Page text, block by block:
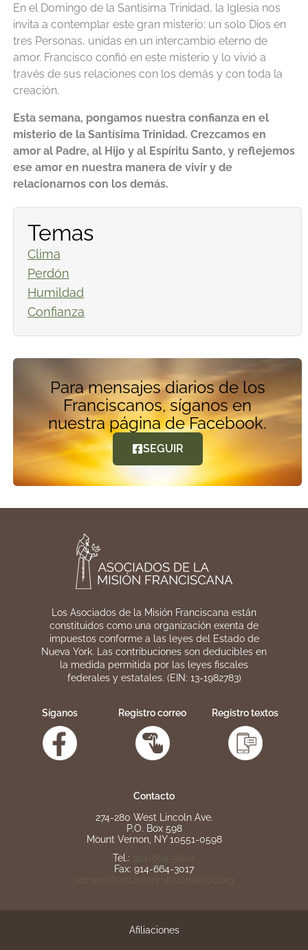
En el Domingo de la Santísima Trinidad, la Iglesia nos
invita a contemplar este gran misterio: un solo Dios en
tres Personas, unidas en un intercambio eterno de
amor. Francisco confió en este misterio y lo vivió a
través de sus relaciones con los demás y con toda la
creación.
Esta semana, pongamos nuestra confianza en el
misterio de la Santísima Trinidad. Crezcamos en
amor al Padre, al Hijo y al Espíritu Santo, y reflejemos
ese amor en nuestra manera de vivir y de
relacionarnos con los demás.
Temas
Clima
Perdón
Humildad
Confianza
Para mensajes diarios de los
Franciscanos, síganos en
nuestra página de Facebook.
SEGUIR
Los Asociados de la Misión Franciscana están
constituidos como una organización exenta de
impuestos conforme a las leyes del Estado de
Nueva York. Las contribuciones son deducibles en
la medida permitida por las leyes fiscales
federales y estatales. (EIN: 13-1982783)
Síganos Registro correo Registro textos
Contacto
274-280 West Lincoln Ave.
P.O. Box 598
Mount Vernon, NY 10551-0598
Tel.:
914-664-5604
Fax: 914-664-3017
admin@franciscanmissionassoc.org
Afiliaciones